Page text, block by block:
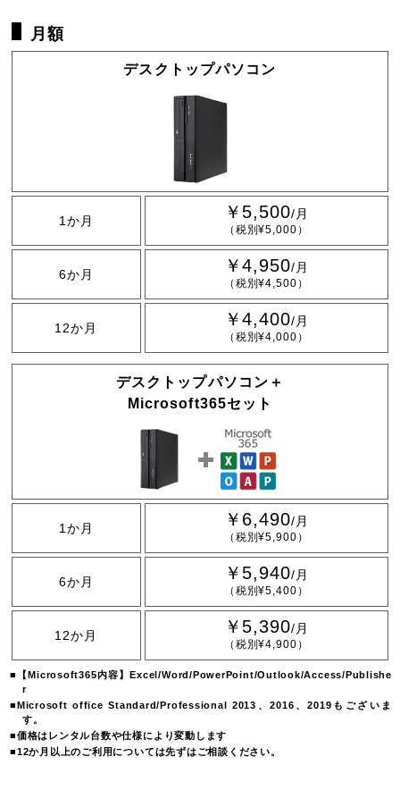
月額
デスクトップパソコン
1か月 ￥5,500/月
（税別¥5,000）
6か月 ￥4,950/月
（税別¥4,500）
12か月 ￥4,400/月
（税別¥4,000）
デスクトップパソコン＋
Microsoft365セット
1か月 ￥6,490/月
（税別¥5,900）
6か月 ￥5,940/月
（税別¥5,400）
12か月 ￥5,390/月
（税別¥4,900）
【Microsoft365内容】Excel/Word/PowerPoint/Outlook/Access/Publishe
r
Microsoft office Standard/Professional 2013、2016、2019もございま
す。
価格はレンタル台数や仕様により変動します
12か月以上のご利用については先ずはご相談ください。